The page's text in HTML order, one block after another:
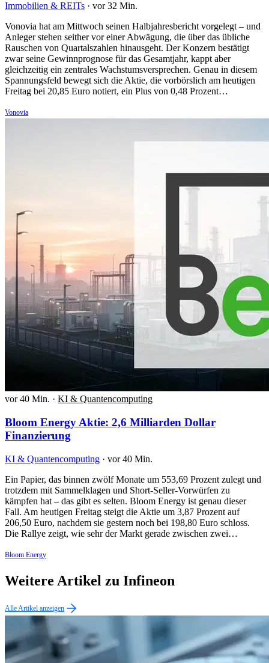
Immobilien & REITs · vor 32 Min.
Vonovia hat am Mittwoch seinen Halbjahresbericht vorgelegt – und
Anleger stehen seither vor einer Abwägung, die über das übliche
Rauschen von Quartalszahlen hinausgeht. Der Konzern bestätigt
zwar seine Gewinnprognose für das Gesamtjahr, kappt aber
gleichzeitig ein zentrales Wachstumsversprechen. Genau in diesem
Spannungsfeld bewegt sich die Aktie, die vorbörslich am heutigen
Freitag bei 20,85 Euro notiert, ein Plus von 0,48 Prozent…
Vonovia
vor 40 Min. · KI & Quantencomputing
Bloom Energy Aktie: 2,6 Milliarden Dollar
Finanzierung
KI & Quantencomputing · vor 40 Min.
Ein Papier, das binnen zwölf Monate um 553,69 Prozent zulegt und
trotzdem mit Sammelklagen und Short-Seller-Vorwürfen zu
kämpfen hat – das gibt es selten. Bloom Energy ist genau dieser
Fall. Am heutigen Freitag steigt die Aktie um 3,87 Prozent auf
206,50 Euro, nachdem sie gestern noch bei 198,80 Euro schloss.
Die Rallye zeigt, wie sehr der Markt gerade zwischen zwei…
Bloom Energy
Weitere Artikel zu Infineon
Alle Artikel anzeigen